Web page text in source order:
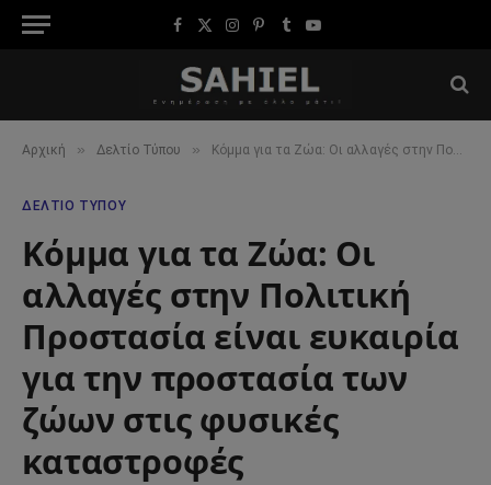
Facebook
X
Instagram
Pinterest
TumblrYouTube
Αρχική » Δελτίο Τύπου » Κόμμα για τα Ζώα: Οι αλλαγές στην Πολιτική Προστασία είναι ευκαιρία για την προστασία των ζώων στις φυσικές καταστροφές
ΔΕΛΤΊΟ ΤΎΠΟΥ
Κόμμα για τα Ζώα: Οι
αλλαγές στην Πολιτική
Προστασία είναι ευκαιρία
για την προστασία των
ζώων στις φυσικές
καταστροφές